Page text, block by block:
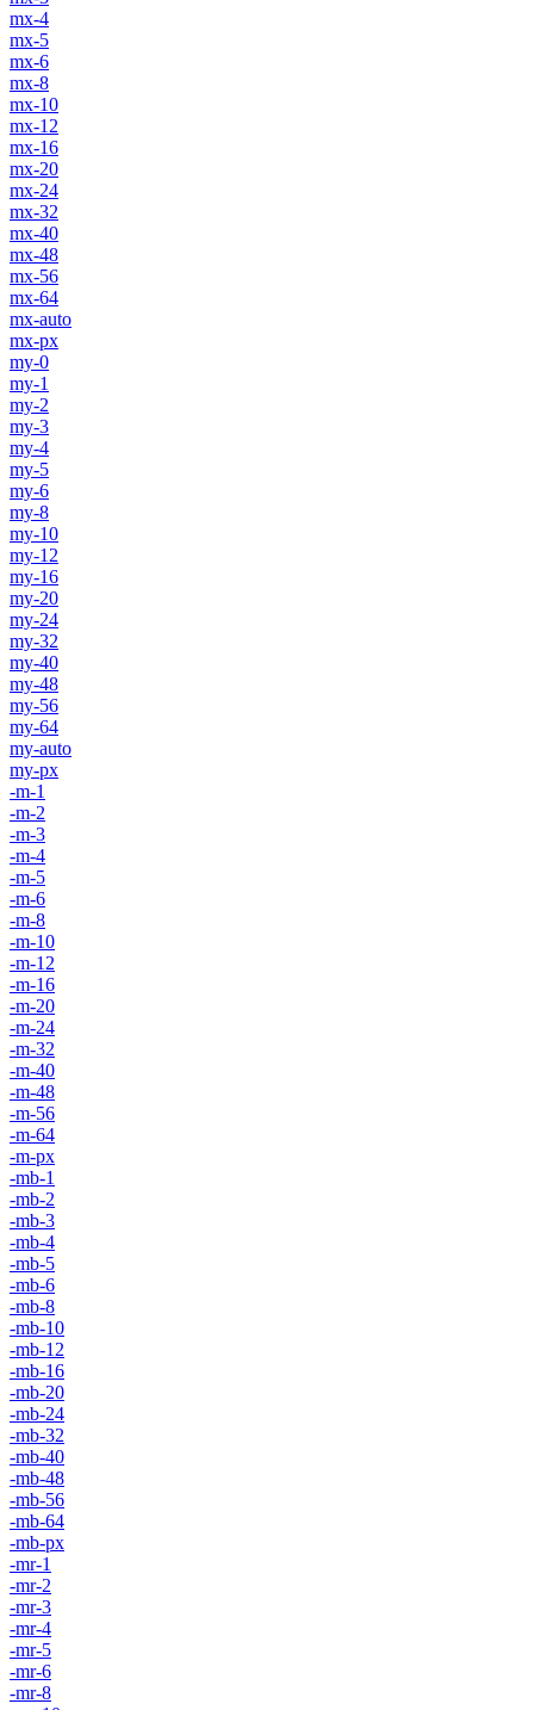
mx-4
mx-5
mx-6
mx-8
mx-10
mx-12
mx-16
mx-20
mx-24
mx-32
mx-40
mx-48
mx-56
mx-64
mx-auto
mx-px
my-0
my-1
my-2
my-3
my-4
my-5
my-6
my-8
my-10
my-12
my-16
my-20
my-24
my-32
my-40
my-48
my-56
my-64
my-auto
my-px
-m-1
-m-2
-m-3
-m-4
-m-5
-m-6
-m-8
-m-10
-m-12
-m-16
-m-20
-m-24
-m-32
-m-40
-m-48
-m-56
-m-64
-m-px
-mb-1
-mb-2
-mb-3
-mb-4
-mb-5
-mb-6
-mb-8
-mb-10
-mb-12
-mb-16
-mb-20
-mb-24
-mb-32
-mb-40
-mb-48
-mb-56
-mb-64
-mb-px
-mr-1
-mr-2
-mr-3
-mr-4
-mr-5
-mr-6
-mr-8